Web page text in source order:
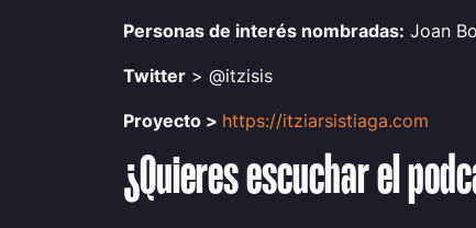
Personas de interés nombradas: Joan
Twitter > @itzisis
Proyecto > https://itziarsistiaga.com
¿Quieres escuchar el